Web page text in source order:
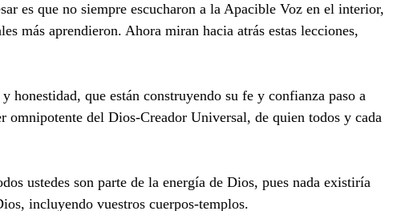
es que no siempre escucharon a la Apacible Voz en el interior,
más aprendieron. Ahora miran hacia atrás estas lecciones,
honestidad, que están construyendo su fe y confianza paso a
omnipotente del Dios-Creador Universal, de quien todos y cada
ustedes son parte de la energía de Dios, pues nada existiría
incluyendo vuestros cuerpos-templos.